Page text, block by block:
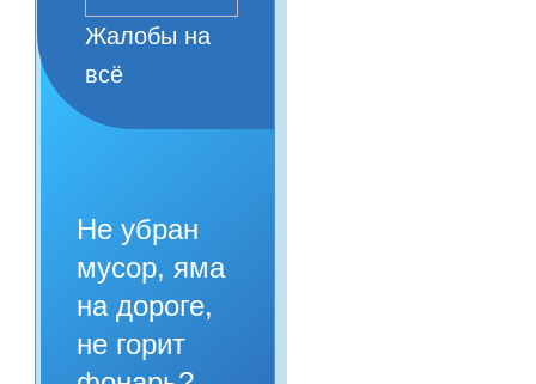
Жалобы на
всё
Не убран
мусор, яма
на дороге,
не горит